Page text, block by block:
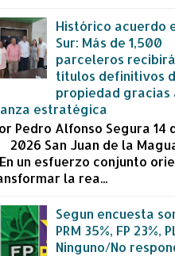
Histórico acuerdo
Sur: Más de 1,500
parceleros
títulos definitivos
propiedad gracias
estratégica
Pedro Alfonso Segura
2026 San Juan de la
un esfuerzo conjunto
la rea...
Segun encuesta
PRM 35%, FP 23%,
Ninguno/No